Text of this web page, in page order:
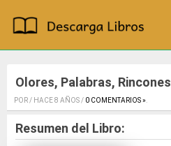
Olores, Palabras, Rincones
POR / HACE 8 AÑOS / 0 COMENTARIOS ».
Resumen del Libro: